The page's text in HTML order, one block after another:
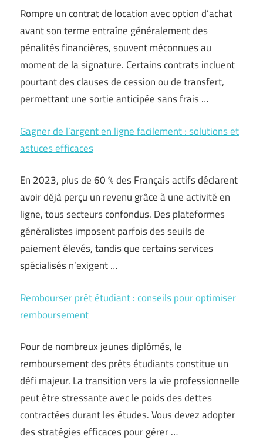
Rompre un contrat de location avec option d’achat
avant son terme entraîne généralement des
pénalités financières, souvent méconnues au
moment de la signature. Certains contrats incluent
pourtant des clauses de cession ou de transfert,
permettant une sortie anticipée sans frais …
Gagner de l’argent en ligne facilement : solutions et
astuces efficaces
En 2023, plus de 60 % des Français actifs déclarent
avoir déjà perçu un revenu grâce à une activité en
ligne, tous secteurs confondus. Des plateformes
généralistes imposent parfois des seuils de
paiement élevés, tandis que certains services
spécialisés n’exigent …
Rembourser prêt étudiant : conseils pour optimiser
remboursement
Pour de nombreux jeunes diplômés, le
remboursement des prêts étudiants constitue un
défi majeur. La transition vers la vie professionnelle
peut être stressante avec le poids des dettes
contractées durant les études. Vous devez adopter
des stratégies efficaces pour gérer …